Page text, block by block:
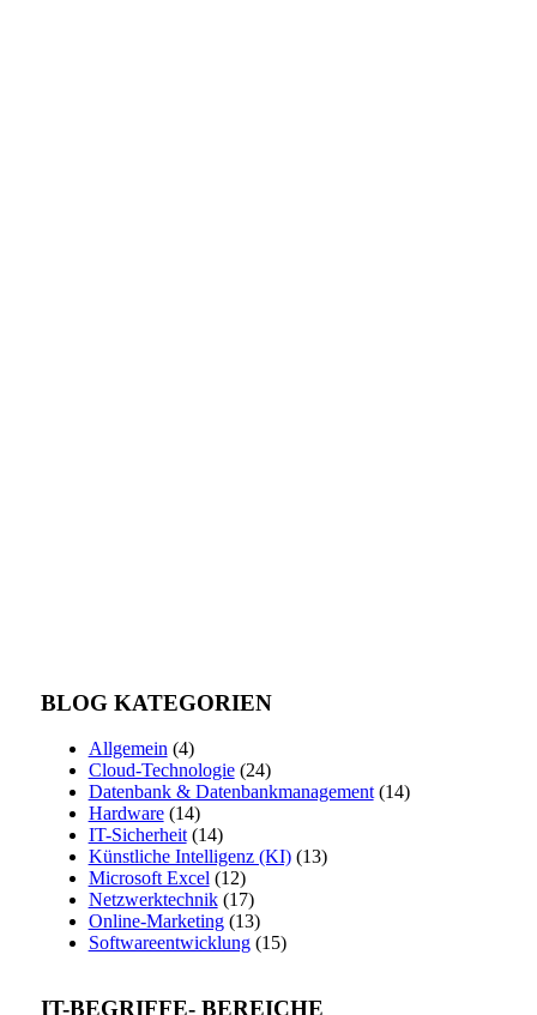
BLOG KATEGORIEN
Allgemein (4)
Cloud-Technologie(24)
Datenbank & Datenbankmanagement(14)
Hardware(14)
IT-Sicherheit(14)
Künstliche Intelligenz (KI)(13)
Microsoft Excel (12)
Netzwerktechnik(17)
Online-Marketing(13)
Softwareentwicklung(15)
IT-BEGRIFFE- BEREICHE